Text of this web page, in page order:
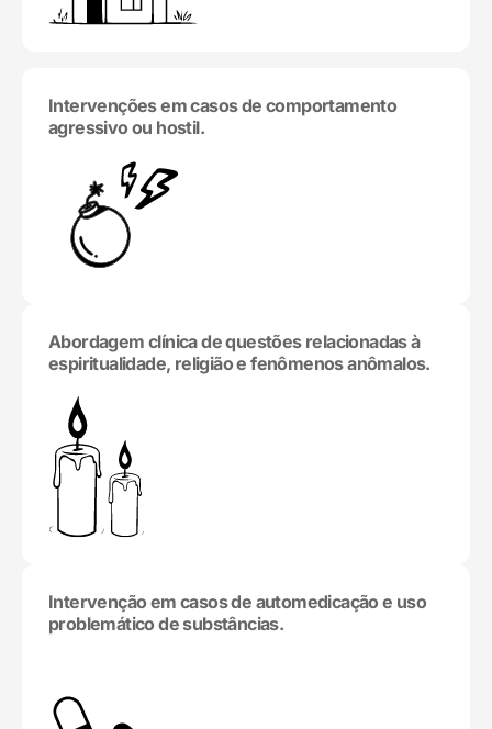
Intervenções em casos de comportamento
agressivo ou hostil.
Abordagem clínica de questões relacionadas à
espiritualidade, religião e fenômenos anômalos.
Intervenção em casos de automedicação e uso
problemático de substâncias.